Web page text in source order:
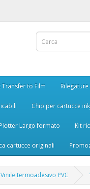
Transfer to Film Rilegature
Chip per cartucce
Plotter Largo formato Kit
cartucce originali
Vinile termoadesivo PVC